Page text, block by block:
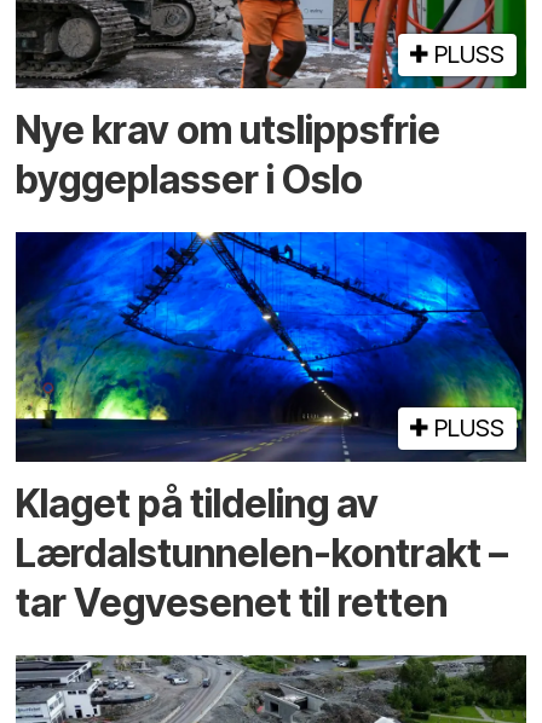
PLUSS
Nye krav om utslippsfrie
byggeplasser i Oslo
PLUSS
Klaget på tildeling av
Lærdalstunnelen-kontrakt –
tar Vegvesenet til retten